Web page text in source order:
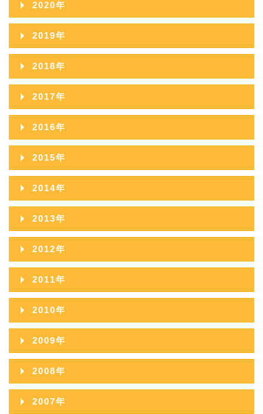
2025年06月
2025年05月
2025年03月
2025年02月
2025年01月
2024年08月
2024年07月
2024年06月
2024年05月
2024年03月
2024年02月
2024年01月
2023年09月
2023年08月
2023年07月
2023年06月
2023年05月
2023年03月
2023年02月
2023年01月
2022年10月
2022年09月
2022年08月
2022年07月
2022年06月
2022年05月
2022年03月
2022年02月
2022年01月
2021年11月
2021年10月
2021年09月
2021年08月
2021年07月
2021年06月
2021年05月
2021年03月
2021年02月
2021年01月
2020年
2020年12月
2020年11月
2020年10月
2020年09月
2020年08月
2020年07月
2020年06月
2020年05月
2020年03月
2020年02月
2020年01月
2019年
2019年12月
2019年11月
2019年10月
2019年09月
2019年08月
2019年07月
2019年06月
2019年05月
2019年03月
2019年02月
2019年01月
2018年
2018年12月
2018年11月
2018年10月
2018年09月
2018年08月
2018年07月
2018年06月
2018年05月
2018年03月
2018年02月
2018年01月
2017年
2017年12月
2017年11月
2017年10月
2017年09月
2017年08月
2017年07月
2017年06月
2017年05月
2017年03月
2017年02月
2017年01月
2016年
2016年12月
2016年11月
2016年10月
2016年09月
2016年08月
2016年07月
2016年06月
2016年05月
2016年03月
2016年02月
2015年
2015年12月
2015年11月
2015年10月
2015年09月
2015年08月
2015年07月
2015年06月
2015年05月
2015年03月
2014年
2014年12月
2014年11月
2014年10月
2014年09月
2014年08月
2014年07月
2014年06月
2014年05月
2013年
2013年12月
2013年11月
2013年10月
2013年09月
2013年08月
2013年07月
2013年06月
2012年
2012年12月
2012年11月
2012年10月
2012年09月
2012年08月
2012年07月
2011年
2011年12月
2011年11月
2011年10月
2011年09月
2011年08月
2010年
2010年12月
2010年11月
2010年10月
2010年09月
2009年
2009年12月
2009年11月
2008年
2008年12月
2007年